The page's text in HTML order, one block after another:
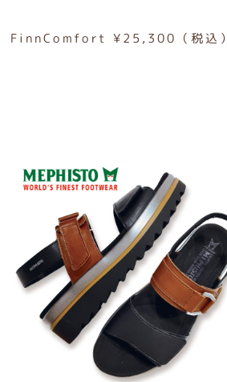
FinnComfort ¥25,300（税込）